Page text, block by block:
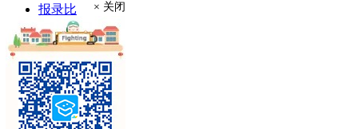
报录比
推荐免试
现场确认
在职硕士
考场安排
学费奖助
联系方式
专业介绍
× 关闭